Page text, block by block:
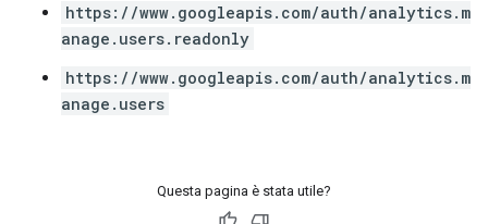
https://www.googleapis.com/auth/analytics.m
anage.users.readonly
https://www.googleapis.com/auth/analytics.m
anage.users
Questa pagina è stata utile?